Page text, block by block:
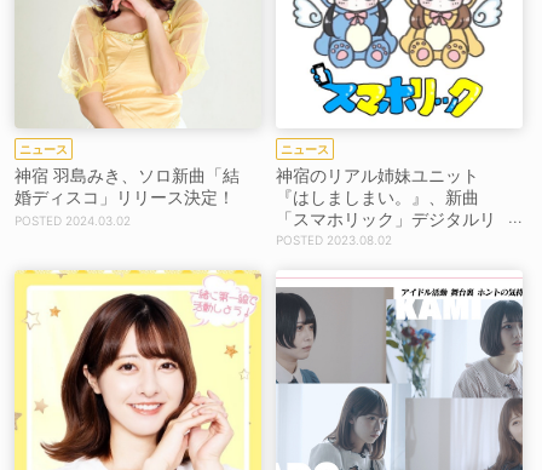
ニュース
神宿 羽島みき、ソロ新曲「結
婚ディスコ」リリース決定！
2024.03.02
ニュース
神宿のリアル姉妹ユニット
『はしましまい。』、新曲
「スマホリック」デジタルリ
リース決定！ mihimaru GTの
2023.08.02